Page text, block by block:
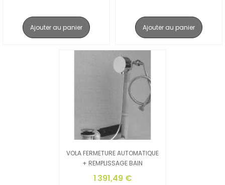
Ajouter au panier Ajouter au panier
VOLA FERMETURE AUTOMATIQUE
+ REMPLISSAGE BAIN
1 391,49 €